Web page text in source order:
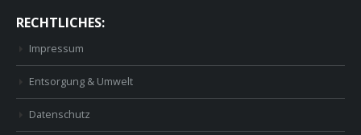
RECHTLICHES:
Impressum
Entsorgung & Umwelt
Datenschutz